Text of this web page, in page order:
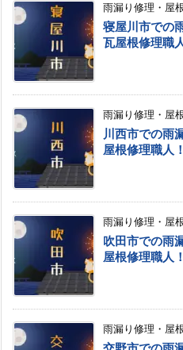
雨漏り修理・屋
寝屋川市での
瓦屋根修理職
雨漏り修理・屋
川西市での雨
屋根修理職人！
雨漏り修理・屋
吹田市での雨
屋根修理職人！
雨漏り修理・屋